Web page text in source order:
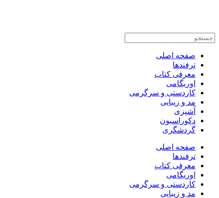
صفحه اصلی
ترفندها
معرفی کتاب
اوریگامی
کاردستی و سرگرمی
مد و زیبایی
آشپزی
دکوراسیون
گردشگری
صفحه اصلی
ترفندها
معرفی کتاب
اوریگامی
کاردستی و سرگرمی
مد و زیبایی